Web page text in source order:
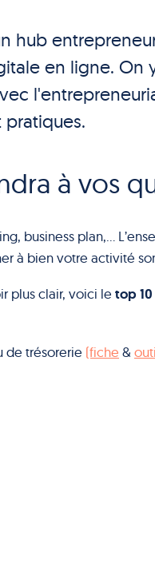
hub
en ligne. On
à vos
business plan,…
à bien votre activité
plus clair, voici le top
de trésorerie (fiche &